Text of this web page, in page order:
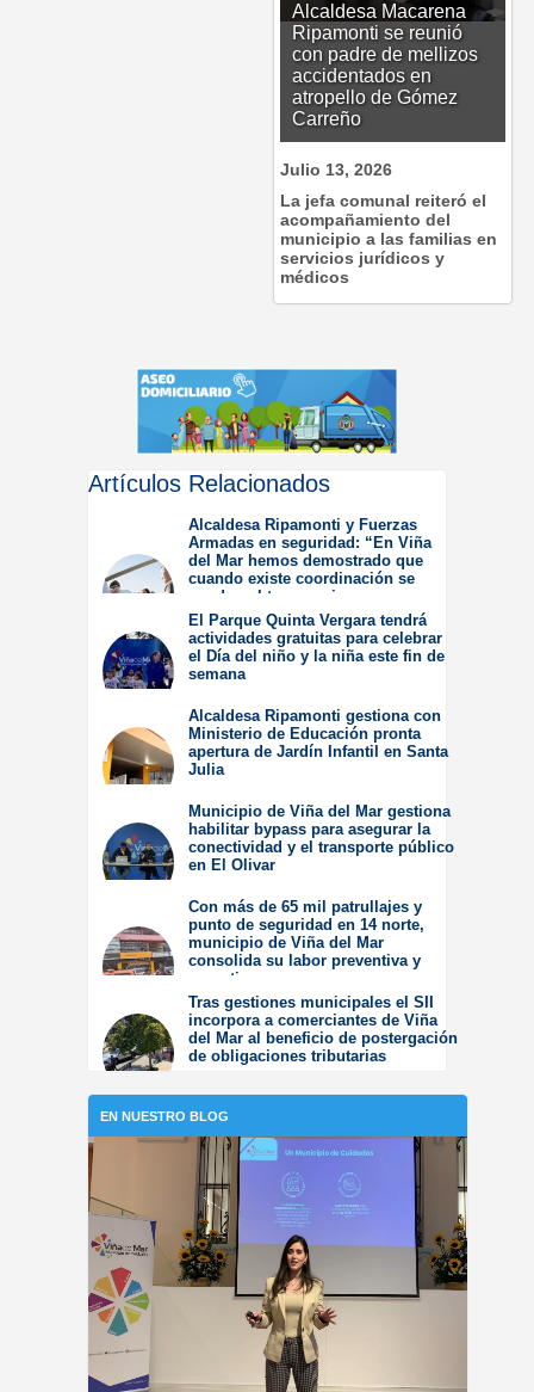
Alcaldesa Macarena
Ripamonti se reunió
con padre de mellizos
accidentados en
atropello de Gómez
Carreño
Julio 13, 2026
La jefa comunal reiteró el
acompañamiento del
municipio a las familias en
servicios jurídicos y
médicos
Artículos Relacionados
Alcaldesa Ripamonti y Fuerzas
Armadas en seguridad: “En Viña
del Mar hemos demostrado que
cuando existe coordinación se
pueden obtener mejores
resultados”.
Jueves 6 de Agosto de
2026
El Parque Quinta Vergara tendrá
actividades gratuitas para celebrar
el Día del niño y la niña este fin de
semana
2026
Alcaldesa Ripamonti gestiona con
Ministerio de Educación pronta
apertura de Jardín Infantil en Santa
Julia
2026
Municipio de Viña del Mar gestiona
habilitar bypass para asegurar la
conectividad y el transporte público
en El Olivar
2026
Con más de 65 mil patrullajes y
punto de seguridad en 14 norte,
municipio de Viña del Mar
consolida su labor preventiva y
operativa
Jueves 30 de Julio de
2026
Tras gestiones municipales el SII
incorpora a comerciantes de Viña
del Mar al beneficio de postergación
de obligaciones tributarias
EN NUESTRO BLOG